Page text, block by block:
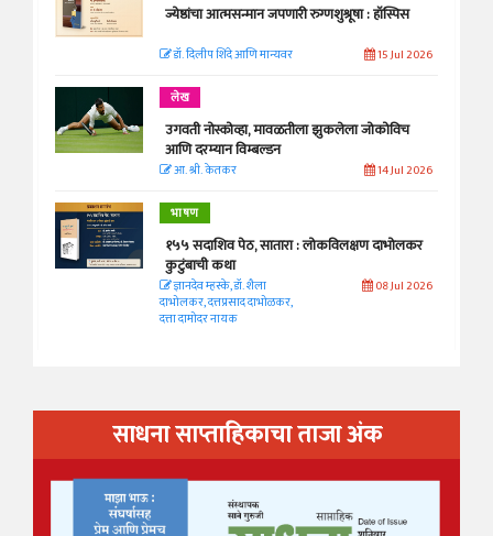
ज्येष्ठांचा आत्मसन्मान जपणारी रुग्णशुश्रूषा : हॉस्पिस
डॉ. दिलीप शिंदे आणि मान्यवर 15 Jul 2026
लेख
उगवती नोस्कोव्हा, मावळतीला झुकलेला जोकोविच
आणि दरम्यान विम्बल्डन
आ. श्री. केतकर 14 Jul 2026
भाषण
१५५ सदाशिव पेठ, सातारा : लोकविलक्षण दाभोलकर
कुटुंबाची कथा
ज्ञानदेव म्हस्के, डॉ. शैला
दाभोलकर, दत्तप्रसाद दाभोळकर,
दत्ता दामोदर नायक
08 Jul 2026
साधना साप्ताहिकाचा ताजा अंक